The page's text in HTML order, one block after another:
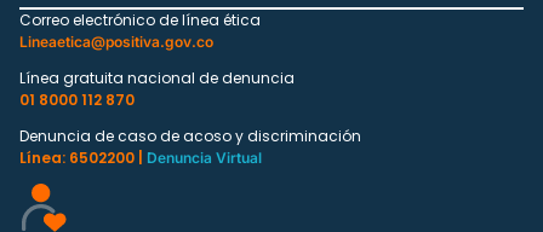
Correo electrónico de línea ética
Lineaetica@positiva.gov.co
Línea gratuita nacional de denuncia
01 8000 112 870
Denuncia de caso de acoso y discriminación
Línea: 6502200 |
Denuncia Virtual